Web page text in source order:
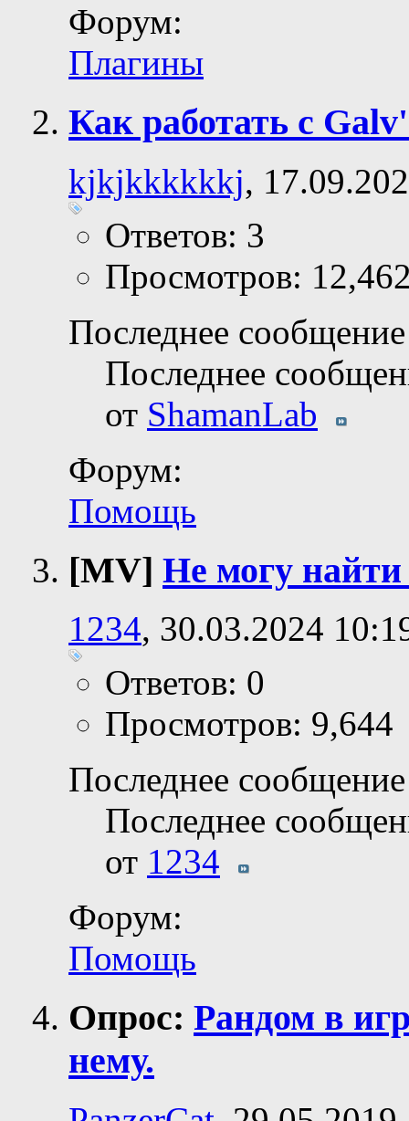
Форум:
Плагины
Как работать с
kjkjkkkkkkj,
Ответов: 3
Просмотров:
Последнее
Последнее
от ShamanLab
Форум:
Помощь
[MV] Не могу найти
1234, 30.03.2024
Ответов: 0
Просмотров: 9,644
Последнее
Последнее
от 1234
Форум:
Помощь
Опрос: Рандом в
нему.